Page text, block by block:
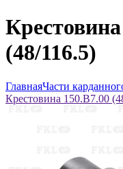
(48/116.5)
ГлавнаяЧасти
Крестовина 150.B7.00